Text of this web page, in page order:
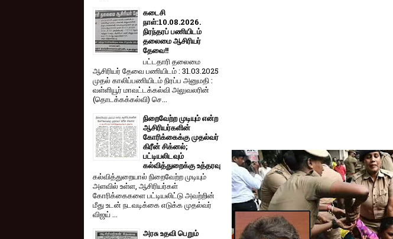
கடைசி
நாள்:10.08.2026.
நிரந்தரப் பணியிடம்
தலைமை ஆசிரியர்
தேவை!!
பட்டதாரி தலைமை
ஆசிரியர் தேவை பணியிடம் : 31.03.2025
முதல் காலிப்பணியிடம் நிரப்ப அனுமதி :
வள்ளியூர் மாவட்டக்கல்வி அலுவலரின்
(தொடக்கக்கல்வி) செ...
நிறைவேற்ற முடியும் என்ற
ஆசிரியர்களின்
கோரிக்கைக்கு முதல்வர்
கிரீன் சிக்னல்;
பட்டியலிடவும்
கல்வித்துறைக்கு உத்தரவு
கல்வித்துறையால் நிறைவேற்ற முடியும்
அளவில் உள்ள, ஆசிரியர்கள்
கோரிக்கைகளை பட்டியலிட்டு அவற்றின்
மீது உடன் நடவடிக்கை எடுக்க முதல்வர்
விஜய் ...
அரசு உதவி பெறும்